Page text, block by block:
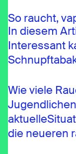
So raucht,
In diesem
Interessant
Wie viele
die neueren